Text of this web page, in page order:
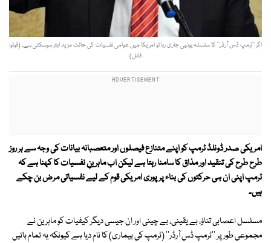
اگر ’’ٹرمپ ڈس آرڈر‘‘ کا سلسلہ یونہی جاری رہا تو امریکا میں عوامی نفسیات کی حالت مزید ابتر ہوسکتی ہے۔ (فوٹو:
فائل)
امریکی صدر ڈونلڈ ٹرمپ کو اپنے متنازع فیصلوں اور متعصبانہ بیانات کی وجہ سے ہر روز
طرح طرح کی تنقید اور مذاق کا سامنا رہتا ہے لیکن اب ماہرینِ نفسیات کا کہنا ہے کہ
ٹرمپ اپنی ان ہی حرکتوں کی بناء پر پوری امریکی قوم کے لیے نفسیاتی مرض بن چکے
ہیں۔
مسلسل اعصابی تناؤ، بے یقینی، بے چینی اور ان جیسی دیگر کیفیات کو ماہرین نے
مجموعی طور پر ''ٹرمپ ڈس آرڈر'' (ٹرمپ کی بیماری) کا نام دیا ہے کیونکہ یہ تمام باتیں